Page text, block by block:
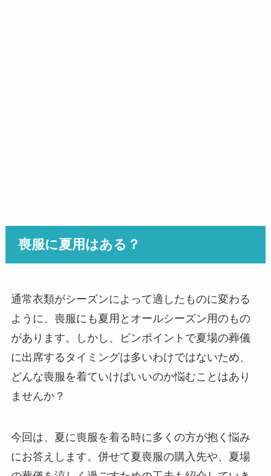
喪服に夏用はある？
通常衣類がシーズンによって適したものに変わる
ように、喪服にも夏用とオールシーズン用のもの
があります。しかし、ピンポイントで夏場の葬儀
に出席するタイミングは多いわけではないため、
どんな喪服を着ていけばいいのか悩むことはあり
ませんか？
今回は、夏に喪服を着る時に多くの方が抱く悩み
にお答えします。併せて夏喪服の購入先や、夏場